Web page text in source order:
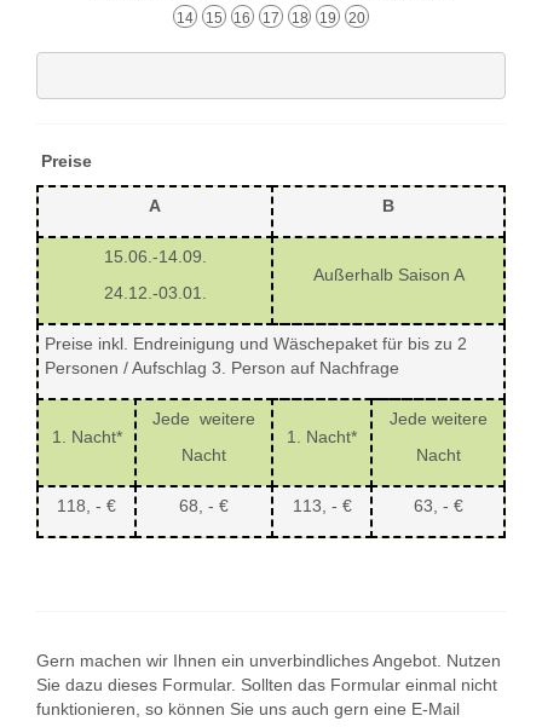
14
15 16 17 18 19 20
Preise
A B
15.06.-14.09.
24.12.-03.01.
Außerhalb Saison A
Preise inkl. Endreinigung und Wäschepaket für bis zu 2
Personen / Aufschlag 3. Person auf Nachfrage
1. Nacht*
Jede weitere
Nacht
1. Nacht*
Jede weitere
Nacht
118, - € 68, - € 113, - € 63, - €
Gern machen wir Ihnen ein unverbindliches Angebot. Nutzen
Sie dazu dieses Formular. Sollten das Formular einmal nicht
funktionieren, so können Sie uns auch gern eine E-Mail